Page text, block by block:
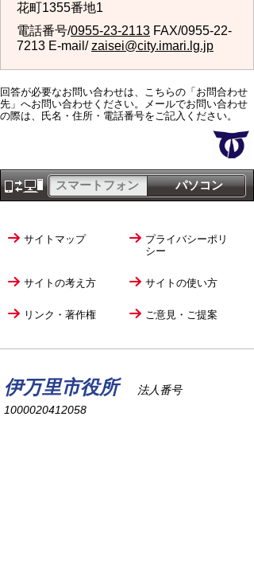
花町1355番地1
電話番号/0955-23-2113 FAX/0955-22-
7213 E-mail/zaisei@city.imari.lg.jp
回答が必要なお問い合わせは、こちらの「お問合わせ
先」へお問い合わせください。メールでお問い合わせ
の際は、氏名・住所・電話番号をご記入ください。
パソコン
スマートフォン
サイトマップ
プライバシーポリ
シー
サイトの考え方 サイトの使い方
リンク・著作権 ご意見・ご提案
伊万里市役所
法人番号
1000020412058